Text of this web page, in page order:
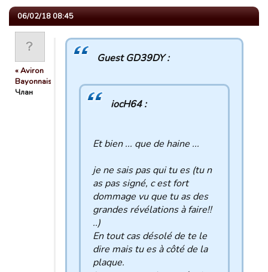
06/02/18 08:45
« Aviron
Bayonnais »
Члан
Guest GD39DY :
iocH64 :
Et bien ... que de haine ...
je ne sais pas qui tu es (tu n
as pas signé, c est fort
dommage vu que tu as des
grandes révélations à faire!!
..)
En tout cas désolé de te le
dire mais tu es à côté de la
plaque.